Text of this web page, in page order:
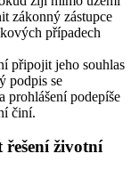
zákonný zástupce
případech
připojit jeho souhlas
podpis se
prohlášení podepíše
činí.
řešení životní